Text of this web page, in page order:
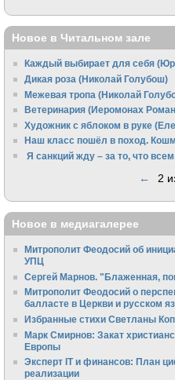
Новое в Читальном зале
Каждый выбирает для себя
Дикая роза (Николай Голубош)
Межевая тропа (Николай
Ветеринария (Иеромонах
Художник с яблоком в руке
Наш класс пошёл в поход.
Я санкций жду – за то, что
← 2
Новое в медиагалерее
Митрополит Феодосий об
УПЦ
Сергей Марнов. "Блаженная,
Митрополит Феодосий о
балласте в Церкви и русском
Избранные стихи Светланы
Марк Смирнов: Закат
Европы
Эксперт IT и финансов: План
реализации